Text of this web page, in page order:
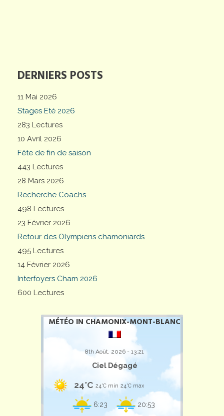
DERNIERS POSTS
11 Mai 2026
Stages Eté 2026
283 Lectures
10 Avril 2026
Fête de fin de saison
443 Lectures
28 Mars 2026
Recherche Coachs
498 Lectures
23 Février 2026
Retour des Olympiens chamoniards
495 Lectures
14 Février 2026
Interfoyers Cham 2026
600 Lectures
MÉTÉO IN CHAMONIX-MONT-BLANC
8th Août, 2026 - 13:21
Ciel Dégagé
24°C 24°C min 24°C max
6:23 20:53